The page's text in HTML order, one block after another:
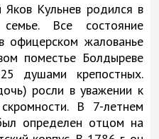
Кульнев родился в
Все состояние
офицерском жалованье
поместье Болдыреве
душами крепостных.
росли в уважении к
В 7-летнем
определен отцом на